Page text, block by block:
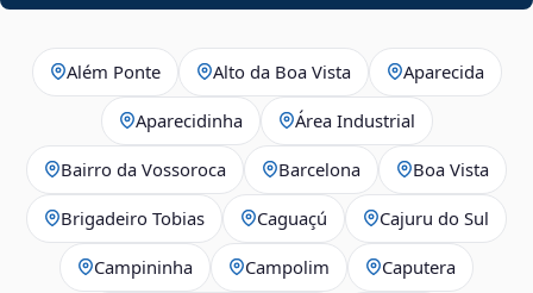
Além Ponte Alto da Boa Vista Aparecida
Aparecidinha Área Industrial
Bairro da Vossoroca Barcelona Boa Vista
Brigadeiro Tobias Caguaçú Cajuru do Sul
Campininha Campolim Caputera